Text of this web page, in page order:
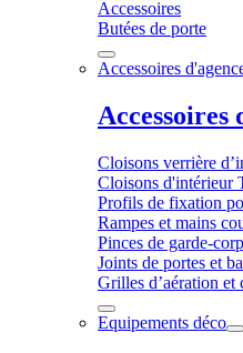
Accessoires
Butées de porte
Accessoires
Accessoires
Cloisons verrière
Cloisons d'intérieur
Profils de fixation
Rampes et mains
Pinces de garde-
Joints de portes et
Grilles d’aération et
Equipements déco